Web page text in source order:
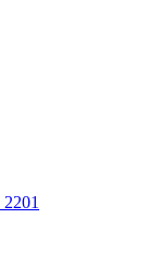
2201